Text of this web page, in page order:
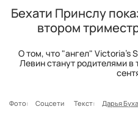
Бехати Принслу
втором
О том, что "ангел" Victoria's
Левин станут родителями в
Фото: Соцсети Текст: Дарья